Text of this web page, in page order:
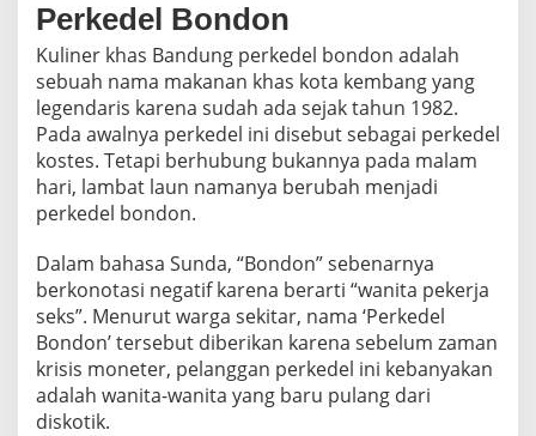
n
d
u
n
g
y
a
n
g
P
a
D
i
c
o
b
a
!
Perkedel Bondon
Kuliner khas Bandung perkedel bondon adalah
sebuah nama makanan khas kota kembang yang
legendaris karena sudah ada sejak tahun 1982.
Pada awalnya perkedel ini disebut sebagai perkedel
kostes. Tetapi berhubung bukannya pada malam
hari, lambat laun namanya berubah menjadi
perkedel bondon.
Dalam bahasa Sunda, “Bondon” sebenarnya
berkonotasi negatif karena berarti “wanita pekerja
seks”. Menurut warga sekitar, nama ‘Perkedel
Bondon’ tersebut diberikan karena sebelum zaman
krisis moneter, pelanggan perkedel ini kebanyakan
adalah wanita-wanita yang baru pulang dari
diskotik.